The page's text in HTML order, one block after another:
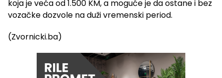
koja je veća od 1.500 KM, a moguće je da ostane i bez
vozačke dozvole na duži vremenski period.
(Zvornicki.ba)